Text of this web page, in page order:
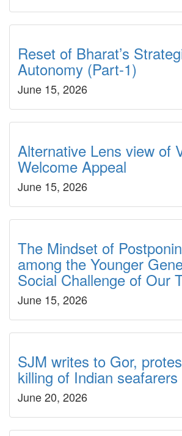
Reset of Bharat’s
Autonomy (Part-1)
June 15, 2026
Alternative Lens view of
Welcome Appeal
June 15, 2026
The Mindset of
among the Younger
Social Challenge of Our
June 15, 2026
SJM writes to Gor,
killing of Indian seafarers
June 20, 2026